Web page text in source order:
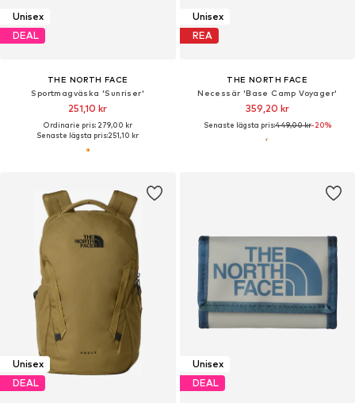
Unisex
DEAL
THE NORTH FACE
Sportmagväska 'Sunriser'
251,10 kr
Ordinarie pris: 279,00 kr
Senaste lägsta pris:251,10 kr
Unisex
REA
THE NORTH FACE
Necessär 'Base Camp Voyager'
359,20 kr
Senaste lägsta pris:449,00 kr-20%
Unisex
DEAL
Unisex
DEAL